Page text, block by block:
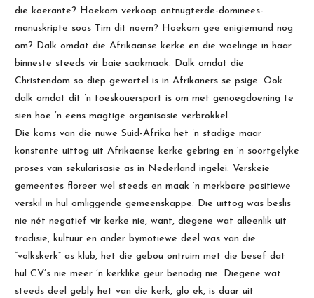
die koerante? Hoekom verkoop ontnugterde-dominees-
manuskripte soos Tim dit noem? Hoekom gee enigiemand nog
om? Dalk omdat die Afrikaanse kerke en die woelinge in haar
binneste steeds vir baie saakmaak. Dalk omdat die
Christendom so diep gewortel is in Afrikaners se psige. Ook
dalk omdat dit ’n toeskouersport is om met genoegdoening te
sien hoe ’n eens magtige organisasie verbrokkel.
Die koms van die nuwe Suid-Afrika het ’n stadige maar
konstante uittog uit Afrikaanse kerke gebring en ’n soortgelyke
proses van sekularisasie as in Nederland ingelei. Verskeie
gemeentes floreer wel steeds en maak ’n merkbare positiewe
verskil in hul omliggende gemeenskappe. Die uittog was beslis
nie nét negatief vir kerke nie, want, diegene wat alleenlik uit
tradisie, kultuur en ander bymotiewe deel was van die
“volkskerk” as klub, het die gebou ontruim met die besef dat
hul CV’s nie meer ’n kerklike geur benodig nie. Diegene wat
steeds deel gebly het van die kerk, glo ek, is daar uit